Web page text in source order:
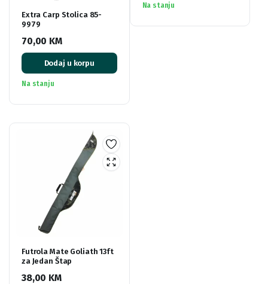
Extra Carp Stolica 85-
9979
70,00 KM
Dodaj u korpu
Na stanju
Na stanju
Futrola Mate Goliath 13ft
za Jedan Štap
38,00 KM